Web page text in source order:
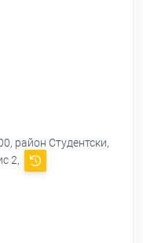
район Студентски,
2,